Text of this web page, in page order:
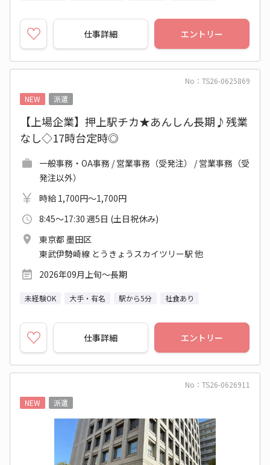
仕事詳細 エントリー
No：TS26-0625869
NEW
派遣
【上場企業】押上駅チカ★あんしん長期♪残業
なし◇17時台定時◎
一般事務・OA事務 / 営業事務（受発注） / 営業事務（受
発注以外）
時給 1,700円～1,700円
8:45～17:30 週5日 (土日祝休み)
東京都 墨田区
東武伊勢崎線 とうきょうスカイツリー駅 他
2026年09月上旬～長期
未経験OK 大手・有名 駅から5分 社食あり
仕事詳細 エントリー
No：TS26-0626911
NEW
派遣